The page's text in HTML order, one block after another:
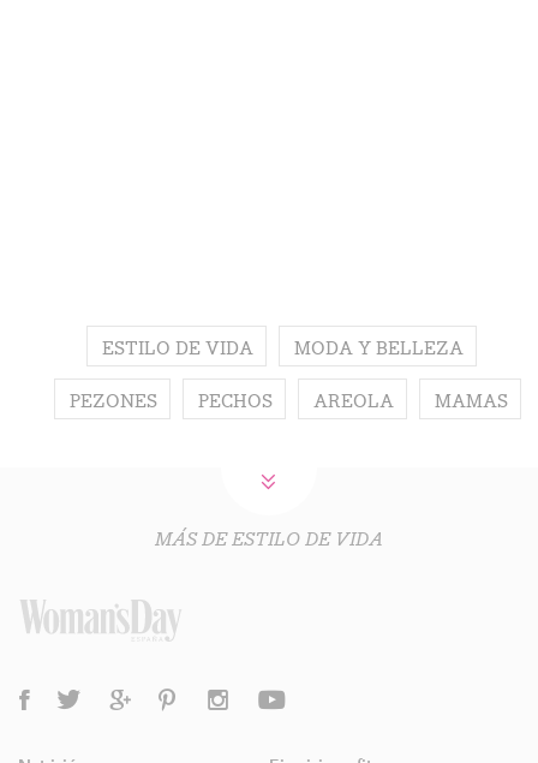
ESTILO DE VIDA MODA Y BELLEZA
PEZONES PECHOS AREOLA MAMAS
MÁS DE ESTILO DE VIDA